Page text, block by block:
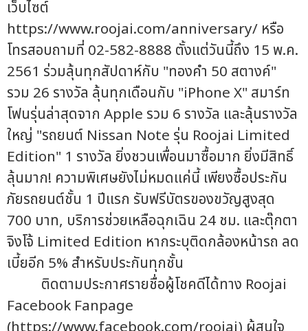
เว็บไซต์
https://www.roojai.com/anniversary/ หรือ
โทรสอบถามที่ 02-582-8888 ตั้งแต่วันนี้ถึง 15 พ.ค.
2561 ร่วมลุ้นทุกสัปดาห์กับ "ทองคำ 50 สตางค์"
รวม 26 รางวัล ลุ้นทุกเดือนกับ "iPhone X" สมาร์ท
โฟนรุ่นล่าสุดจาก Apple รวม 6 รางวัล และลุ้นรางวัล
ใหญ่ "รถยนต์ Nissan Note รุ่น Roojai Limited
Edition" 1 รางวัล ยิ่งชวนเพื่อนมาซื้อมาก ยิ่งมีสิทธิ์
ลุ้นมาก! ความพิเศษยังไม่หมดแค่นี้ เพียงซื้อประกัน
ภัยรถยนต์ชั้น 1 ปีแรก รับฟรีบัตรของขวัญสูงสุด
700 บาท, บริการช่วยเหลือฉุกเฉิน 24 ชม. และตุ๊กตา
จิงโจ้ Limited Edition หากระบุติดกล้องหน้ารถ ลด
เบี้ยอีก 5% สำหรับประกันทุกชั้น
ติดตามประกาศรายชื่อผู้โชคดีได้ทาง Roojai
Facebook Fanpage